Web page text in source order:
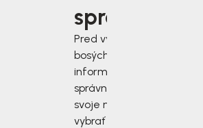
správna?
Pred výberom
bosých topánok sa
informujte, ako
správne zmerať
svoje nohy a
vybrať si topánky,